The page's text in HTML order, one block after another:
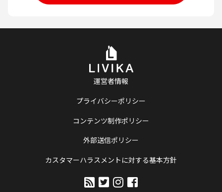
運営者情報
プライバシーポリシー
コンテンツ制作ポリシー
外部送信ポリシー
カスタマーハラスメントに対する基本方針